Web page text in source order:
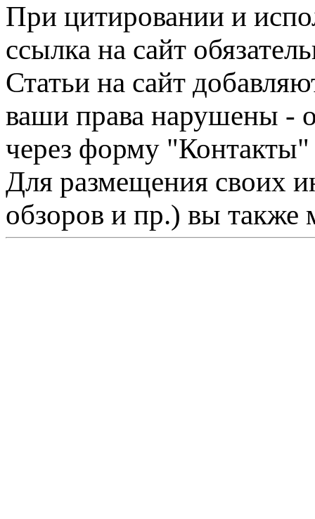
При цитировании и
ссылка на сайт
Статьи на сайт
ваши права нарушены -
через форму "Контакты"
Для размещения своих
обзоров и пр.) вы также